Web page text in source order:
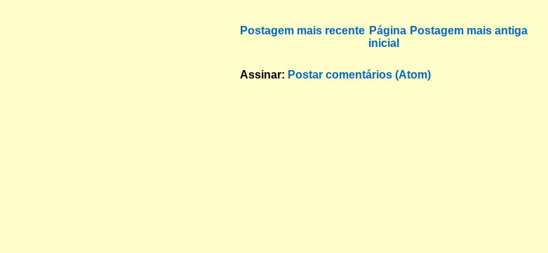
Postagem mais recente Postagem mais antiga
Página
inicial
Assinar: Postar comentários (Atom)